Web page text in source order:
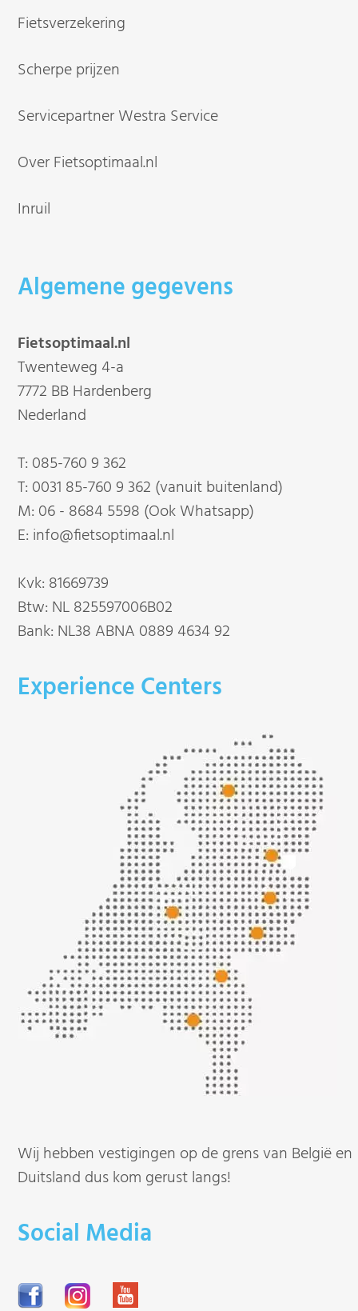
Fietsverzekering
Scherpe prijzen
Servicepartner Westra Service
Over Fietsoptimaal.nl
Inruil
Algemene gegevens
Fietsoptimaal.nl
Twenteweg 4-a
7772 BB Hardenberg
Nederland
T: 085-760 9 362
T: 0031 85-760 9 362 (vanuit buitenland)
M: 06 - 8684 5598 (Ook Whatsapp)
E: info@fietsoptimaal.nl
Kvk: 81669739
Btw: NL 825597006B02
Bank: NL38 ABNA 0889 4634 92
Experience Centers
Wij hebben vestigingen op de grens van België en
Duitsland dus kom gerust langs!
Social Media